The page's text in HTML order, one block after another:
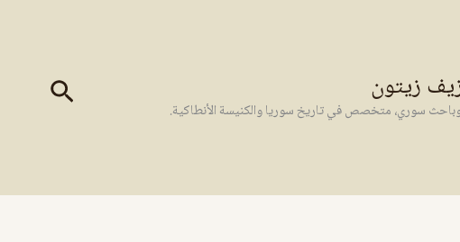
زيتون
سوري، متخصص في تاريخ سوريا والكنيسة الأنطاكية. البحث